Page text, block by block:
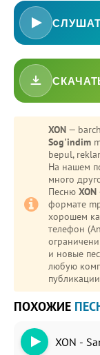
XON —
Sog'indim
bepul,
На нашем
много
Песню
формате
хорошем качестве. Скачайте
телефон
и новые
любую
ПОХОЖИЕ
XON -